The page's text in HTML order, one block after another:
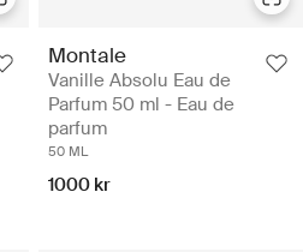
Montale
Vanille Absolu Eau de
Parfum 50 ml - Eau de
parfum
50 ML
1000 kr